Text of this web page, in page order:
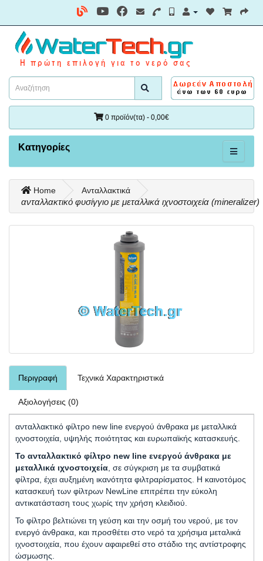
0 προϊόν(τα) - 0,00€
Κατηγορίες
Home Ανταλλακτικά
ανταλλακτικό φυσίγγιο με μεταλλικά ιχνοστοιχεία (mineralizer)
Περιγραφή Τεχνικά Χαρακτηριστικά
Αξιολογήσεις (0)
ανταλλακτικό φίλτρο new line ενεργού άνθρακα με μεταλλικά
ιχνοστοιχεία, υψηλής ποιότητας και ευρωπαϊκής κατασκευής.
Το ανταλλακτικό φίλτρο new line ενεργού άνθρακα με
μεταλλικά ιχνοστοιχεία , σε σύγκριση με τα συμβατικά
φίλτρα, έχει αυξημένη ικανότητα φιλτραρίσματος. Η καινοτόμος
κατασκευή των φίλτρων NewLine επιτρέπει την εύκολη
αντικατάσταση τους χωρίς την χρήση κλειδιού.
Το φίλτρο βελτιώνει τη γεύση και την οσμή του νερού, με τον
ενεργό άνθρακα, και προσθέτει στο νερό τα χρήσιμα μεταλικά
ιχνοστοιχεία, που έχουν αφαιρεθεί στο στάδιο της αντίστροφης
ώσμωσης.